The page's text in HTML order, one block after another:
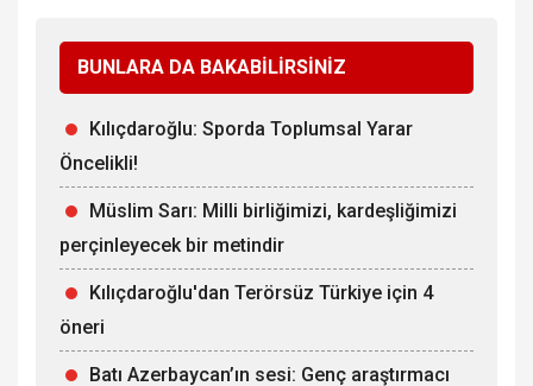
BUNLARA DA BAKABİLİRSİNİZ
Kılıçdaroğlu: Sporda Toplumsal Yarar
Öncelikli!
Müslim Sarı: Milli birliğimizi, kardeşliğimizi
perçinleyecek bir metindir
Kılıçdaroğlu'dan Terörsüz Türkiye için 4
öneri
Batı Azerbaycan’ın sesi: Genç araştırmacı